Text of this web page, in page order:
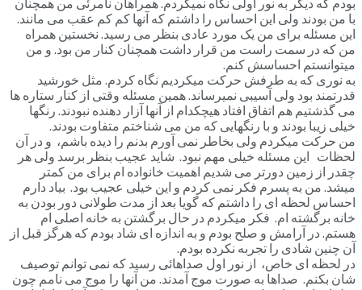
بودم که دیگر به نور اولی نگاه نمیکردم. همراهان نامرئی من همچنان
با من بودند ولی این احساس را داشتم که آنها کم کم عقب می مانند.
این مسئله برای من یک مورد عادی بنظر می رسید. نخستین همراه
من که در سمت راست من قرار داشت همچنان کنار من بود. و من
میتوانستم احساسش کنم.
به نوری که به طرفش حرکت میکردیم نگاه کردم. مثل خورشید
قدرتمند بود ولی آسیبی نمیرساند. همین مسئله وقتی از کنار ستاره ها
می گذشتیم هم اتفاق افتاد هیچکدام از آنها آزار دهنده نبودند. رنگها
خیلی زیبا بودند و با رنگهایی که من می شناختم متفاوت بودند.
من حرکت میکردم ولی بخاطر نمی آورم بدنم را دیده باشم، و در آن
لحظات این مسئله خیلی مهم نبود. شاید عجیب بنظر برسد ولی هر
چقدر از زمین دورتر می شدیم اهمیت خانواده ام برای من کمتر
میشد. من به پسرم فکر نمی کردم و این خیلی عجیب بود. بیاد دارم
احساس لحظه ای را داشتم که گویا بعد از مدت طولانی دور بودن به
خانه برگشته ام. فکر میکردم در حال برگشتن به خانه اصلی ام
هستم. در آرامش و صلح بودم و به اندازه ای شاد بودم که هرگز قبل از
آن چنین شادی را تجربه نکرده بودم.
در لحظه ای خاص، از نور اول صداهائی رسید که نمی توانم توصیف
شان بکنم. صداها به صورت موج آمدند. من آنها را موج می نامم چون